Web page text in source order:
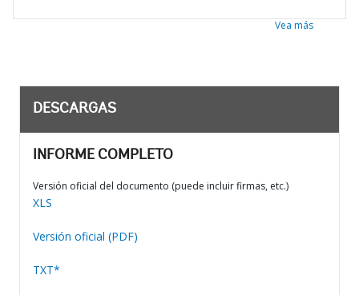
Vea más
DESCARGAS
INFORME COMPLETO
Versión oficial del documento (puede incluir firmas, etc.)
XLS
Versión oficial (PDF)
TXT*